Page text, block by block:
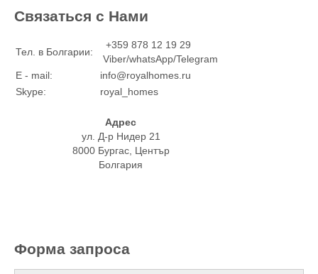
Связаться с Нами
Тел. в Болгарии:
+359 878 12 19 29
Viber/whatsApp/Telegram
E - mail:
info@royalhomes.ru
Skype:
royal_homes
Адрес
ул. Д-р Нидер 21
8000 Бургас, Център
Болгария
Форма запроса